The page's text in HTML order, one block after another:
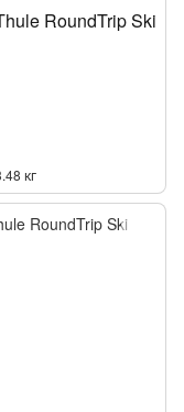
RoundTrip Ski
кг